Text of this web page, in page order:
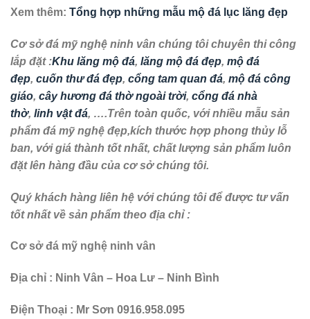
Xem thêm: Tổng hợp những mẫu mộ đá lục lăng đẹp
Cơ sở đá mỹ nghệ ninh vân chúng tôi chuyên thi công
lắp đặt :Khu lăng mộ đá, lăng mộ đá đẹp, mộ đá
đẹp, cuốn thư đá đẹp, cổng tam quan đá, mộ đá công
giáo, cây hương đá thờ ngoài trời, cổng đá nhà
thờ, linh vật đá, ….Trên toàn quốc, với nhiều mẫu sản
phẩm đá mỹ nghệ đẹp,kích thước hợp phong thủy lỗ
ban, với giá thành tốt nhất, chất lượng sản phẩm luôn
đặt lên hàng đầu của cơ sở chúng tôi.
Quý khách hàng liên hệ với chúng tôi để được tư vấn
tốt nhất về sản phẩm theo địa chỉ :
Cơ sở đá mỹ nghệ ninh vân
Địa chỉ : Ninh Vân – Hoa Lư – Ninh Bình
Điện Thoại : Mr Sơn 0916.958.095